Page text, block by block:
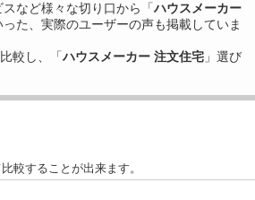
など様々な切り口から「ハウスメーカー
た、実際のユーザーの声も掲載していま
較し、「ハウスメーカー 注文住宅 」選び
較することが出来ます。